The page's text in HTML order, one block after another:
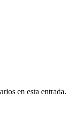
en esta entrada.